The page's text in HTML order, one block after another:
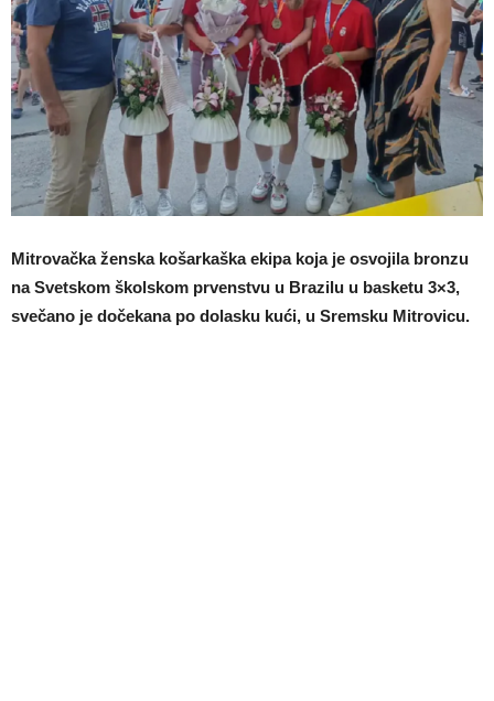
Mitrovačka ženska košarkaška ekipa koja je osvojila bronzu
na Svetskom školskom prvenstvu u Brazilu u basketu 3×3,
svečano je dočekana po dolasku kući, u Sremsku Mitrovicu.